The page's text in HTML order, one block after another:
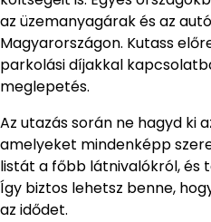
az üzemanyagárak és az
Magyarországon. Kutass
parkolási díjakkal
meglepetés.
Az utazás során ne hagyd ki
amelyeket mindenképp
listát a főbb látnivalókról, és
Így biztos lehetsz benne,
az idődet.